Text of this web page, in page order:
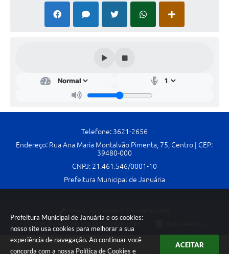
Prefeitura Municipal de Januária e os cookies:
nosso site usa cookies para melhorar a sua
experiência de navegação. Ao continuar você
concorda com a nossa Política de Cookies e
ACEITAR
Telefone: 3621-2656
Endereço: Rua Ana Maria Montalvão Pimenta, 75, Centro | CEP:
39480-000
CNPJ: 21.461.546/0001-10
Prefeitura Municipal de Januária